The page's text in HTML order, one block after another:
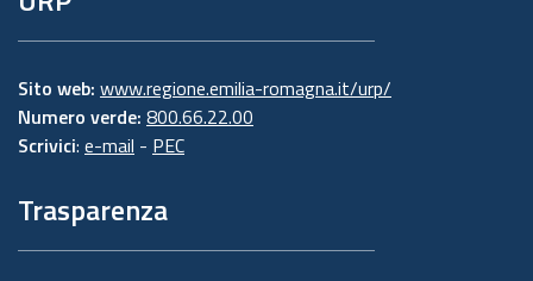
Sito web: www.regione.emilia-romagna.it/urp/
Numero verde: 800.66.22.00
Scrivici: e-mail - PEC
Trasparenza